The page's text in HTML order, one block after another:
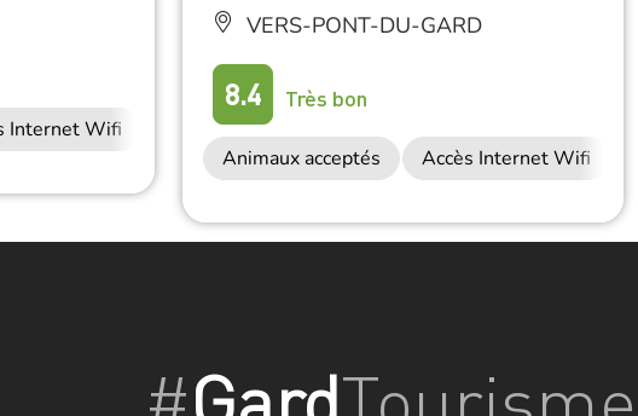
Internet Wifi
VERS-PONT-DU-GARD
8.4 Très bon
Animaux acceptés Accès Internet Wifi